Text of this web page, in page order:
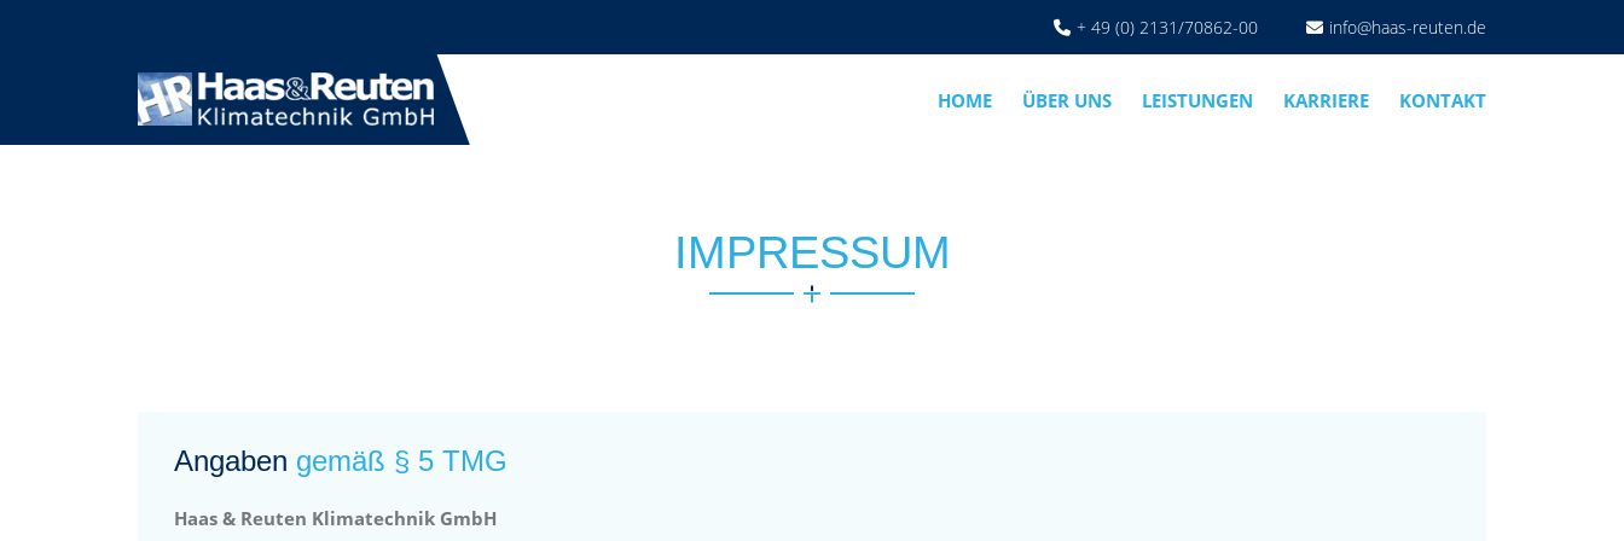
+ 49 (0) 2131/70862-00 info@haas-reuten.de
HOME ÜBER UNS LEISTUNGEN KARRIERE KONTAKT
IMPRESSUM
Angaben gemäß § 5 TMG
Haas & Reuten Klimatechnik GmbH